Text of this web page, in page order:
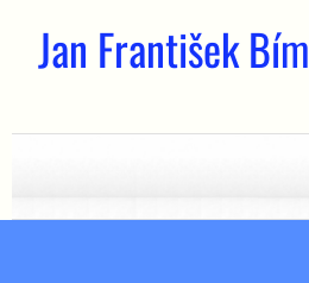
Jan František Bím